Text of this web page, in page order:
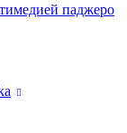
паджеро